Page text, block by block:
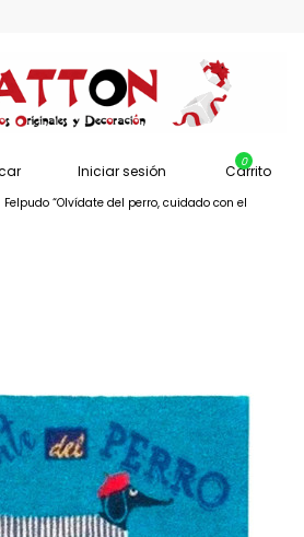
Iniciar sesión
0
Carrito
Felpudo “Olvídate del perro, cuidado con el